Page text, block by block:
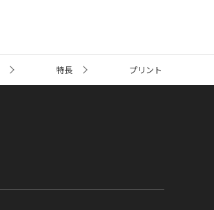
特長 プリント